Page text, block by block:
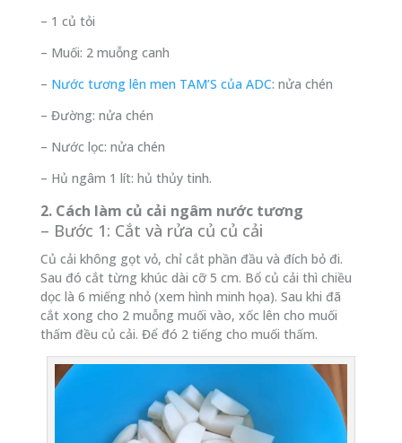
– 1 củ tỏi
– Muối: 2 muỗng canh
– Nước tương lên men TAM’S của ADC: nửa chén
– Đường: nửa chén
– Nước lọc: nửa chén
– Hủ ngâm 1 lít: hủ thủy tinh.
2. Cách làm củ cải ngâm nước tương
– Bước 1: Cắt và rửa củ củ cải
Củ cải không gọt vỏ, chỉ cắt phần đầu và đích bỏ đi.
Sau đó cắt từng khúc dài cỡ 5 cm. Bổ củ cải thì chiều
dọc là 6 miếng nhỏ (xem hình minh họa). Sau khi đã
cắt xong cho 2 muỗng muối vào, xốc lên cho muối
thấm đều củ cải. Để đó 2 tiếng cho muối thấm.